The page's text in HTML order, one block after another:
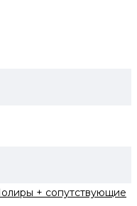
+ сопутствующие